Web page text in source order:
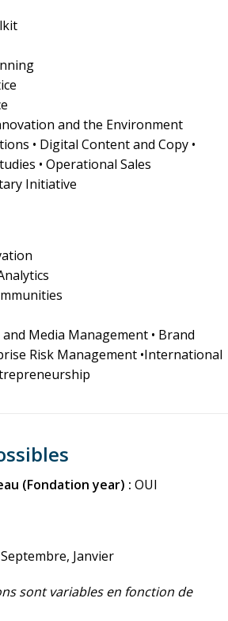
and the Environment
• Digital Content and Copy •
• Operational Sales
Initiative
Media Management • Brand
Risk Management •International
(Fondation year) : OUI
Septembre, Janvier
sont variables en fonction de